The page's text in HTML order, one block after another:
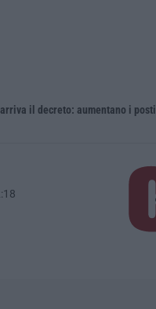
il decreto: aumentano i posti